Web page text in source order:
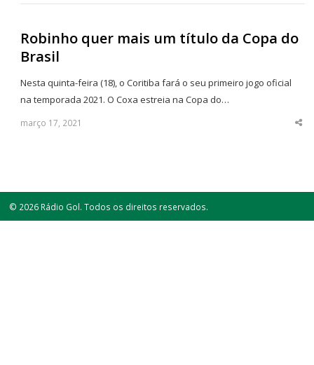
Robinho quer mais um título da Copa do
Brasil
Nesta quinta-feira (18), o Coritiba fará o seu primeiro jogo oficial
na temporada 2021. O Coxa estreia na Copa do…
março 17, 2021
© 2026 Rádio Gol. Todos os direitos reservados.